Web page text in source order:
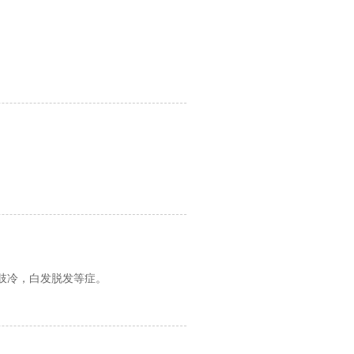
，白发脱发等症。